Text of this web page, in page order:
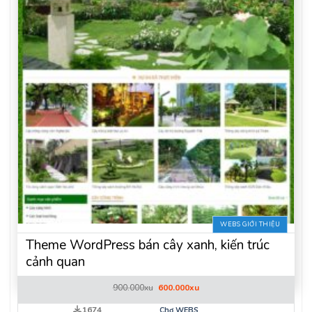
WEBS GIỚI THIỆU
Theme WordPress bán cây xanh, kiến trúc
cảnh quan
900.000xu Giá
là:
600.000xuGiá
tại